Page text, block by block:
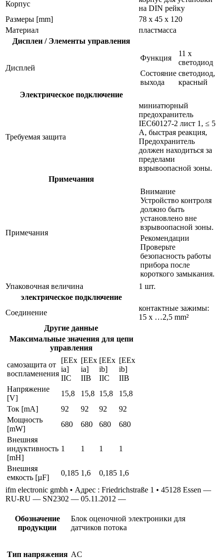
Корпус
на DIN рейку
Размеры [mm]
78 x 45 x 120
Материал
пластмасса
Дисплеи / Элементы управления
Дисплей
Функция
11 x
светодиод
Состояние
выхода
светодиод,
красный
Электрическое подключение
Требуемая защита
миниатюрный
предохранитель
IEC60127-2 лист 1, ≤ 5
A, быстрая реакция,
Предохранитель
должен находиться за
пределами
взрывоопасной зоны.
Примечания
Примечания
Внимание
Устройство контроля
должно быть
установлено вне
взрывоопасной зоны.
Рекомендации
Проверьте
безопасность работы
прибора после
короткого замыкания.
Упаковочная величина
1 шт.
электрическое подключение
Соединение
контактные зажимы:
15 x …2,5 mm²
Другие данные
Максимальные значения для цепи
управления
самозащита от
воспламенения
[EEx
ia]
IIC
[EEx
ia]
IIB
[EEx
ib]
IIC
[EEx
ib]
IIB
Напряжение
[V]
15,8 15,8 15,8
15,8
Ток [mA]
92 92 92
92
Мощность
[mW]
680 680 680
680
Внешняя
индуктивность
[mH]
1 1 1 1
Внешняя
емкость [µF]
0,185 1,6 0,185 1,6
ifm electronic gmbh • Адрес : Friedrichstraße 1 • 45128 Essen —
RU-RU — SN2302 — 05.11.2012 —
Обозначение
продукции
Блок оценочной электроники для
датчиков потока
Тип напряжения AC